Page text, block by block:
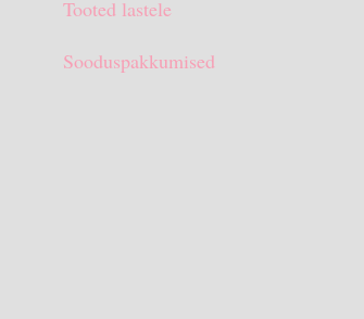
Tooted lastele
Sooduspakkumised